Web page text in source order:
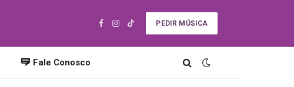
Facebook
Instagram
TikTok
PEDIR MÚSICA
Fale Conosco